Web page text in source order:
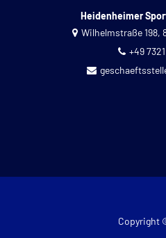
Heidenheimer
Wilhelmstraße 198,
+49
Copyright